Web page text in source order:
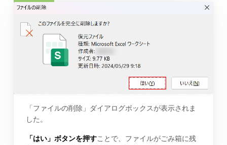
「ファイルの削除」ダイアログボックスが表示されま
した。
「はい」ボタンを押すことで、ファイルがごみ箱に残